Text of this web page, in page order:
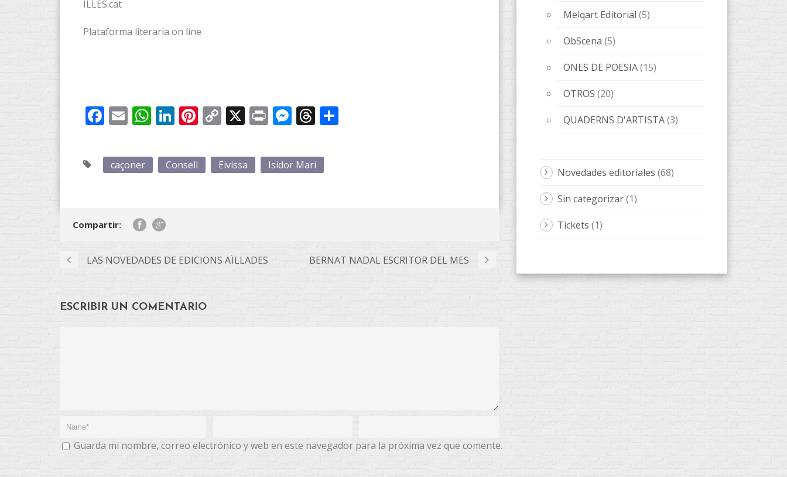
ILLES.cat
Plataforma literaria on line
Facebook
EmailWhatsApp
LinkedIn
Pinterest
Copy
X PrintMessenger
Threads
caçoner Consell Eivissa Isidor Marí
Compartir:
LAS NOVEDADES DE EDICIONS AÏLLADES BERNAT NADAL ESCRITOR DEL MES
ESCRIBIR UN COMENTARIO
Guarda mi nombre, correo electrónico y web en este navegador para la próxima vez que comente.
Melqart Editorial (5)
ObScena (5)
ONES DE POESIA(15)
OTROS (20)
QUADERNS D'ARTISTA(3)
Novedades editoriales (68)
Sin categorizar(1)
Tickets (1)